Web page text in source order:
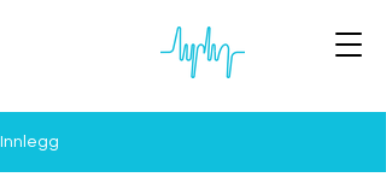
Innlegg